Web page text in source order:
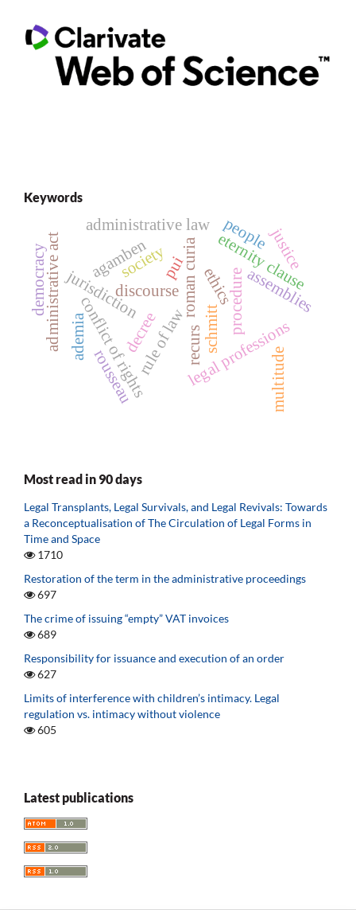
Keywords
ethics
legal professions
discourse
jurisdiction
recurs
roman curia
decree
administrative act procedure
democracy
rule of law
eternity clause
assemblies
conflict of rights
administrative law
agamben
ademia
people
multitude
rousseau
schmitt
pui justice
society
Most read in 90 days
Legal Transplants, Legal Survivals, and Legal Revivals: Towards
a Reconceptualisation of The Circulation of Legal Forms in
Time and Space
1710
Restoration of the term in the administrative proceedings
697
The crime of issuing “empty” VAT invoices
689
Responsibility for issuance and execution of an order
627
Limits of interference with children’s intimacy. Legal
regulation vs. intimacy without violence
605
Latest publications